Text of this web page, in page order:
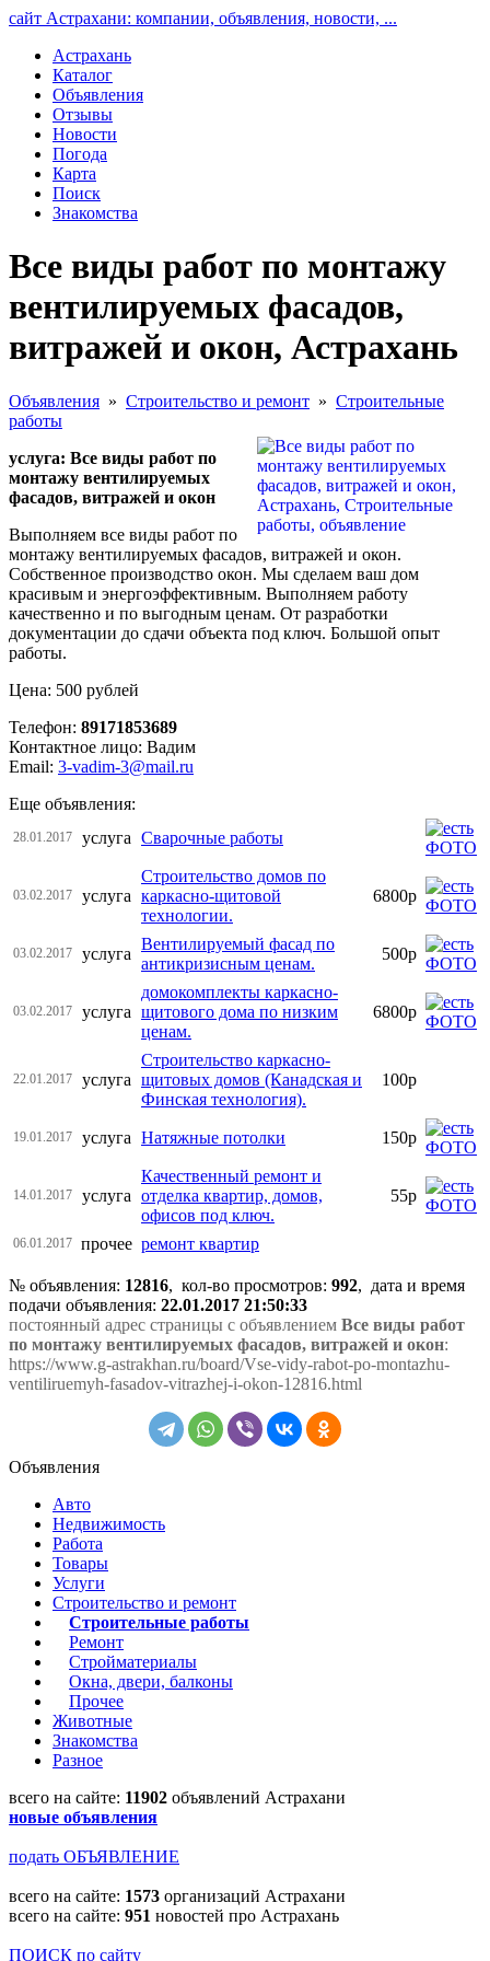
сайт Астрахани: компании, объявления, новости, ...
Астрахань
Каталог
Объявления
Отзывы
Новости
Погода
Карта
Поиск
Знакомства
Все виды работ по монтажу
вентилируемых фасадов,
витражей и окон, Астрахань
Объявления » Строительство и ремонт » Строительные
работы
услуга: Все виды работ по
монтажу вентилируемых
фасадов, витражей и окон
Выполняем все виды работ по
монтажу вентилируемых фасадов, витражей и окон.
Собственное производство окон. Мы сделаем ваш дом
красивым и энергоэффективным. Выполняем работу
качественно и по выгодным ценам. От разработки
документации до сдачи объекта под ключ. Большой опыт
работы.
Цена: 500 рублей
Телефон: 89171853689
Контактное лицо: Вадим
Email: 3-vadim-3@mail.ru
Еще объявления:
28.01.2017 услуга Сварочные работы
03.02.2017 услуга
Строительство домов по
каркасно-щитовой
технологии.
6800р
03.02.2017 услуга
Вентилируемый фасад по
антикризисным ценам.
500р
03.02.2017 услуга
домокомплекты каркасно-
щитового дома по низким
ценам.
6800р
22.01.2017 услуга
Строительство каркасно-
щитовых домов (Канадская и
Финская технология).
100р
19.01.2017 услуга Натяжные потолки 150р
14.01.2017 услуга
Качественный ремонт и
отделка квартир, домов,
офисов под ключ.
55р
06.01.2017 прочее ремонт квартир
№ объявления: 12816, кол-во просмотров: 992, дата и время
подачи объявления: 22.01.2017 21:50:33
постоянный адрес страницы с объявлением Все виды работ
по монтажу вентилируемых фасадов, витражей и окон:
https://www.g-astrakhan.ru/board/Vse-vidy-rabot-po-montazhu-
ventiliruemyh-fasadov-vitrazhej-i-okon-12816.html
Объявления
Авто
Недвижимость
Работа
Товары
Услуги
Строительство и ремонт
Строительные работы
Ремонт
Стройматериалы
Окна, двери, балконы
Прочее
Животные
Знакомства
Разное
всего на сайте: 11902 объявлений Астрахани
новые объявления
подать ОБЪЯВЛЕНИЕ
всего на сайте: 1573 организаций Астрахани
всего на сайте: 951 новостей про Астрахань
ПОИСК по сайту